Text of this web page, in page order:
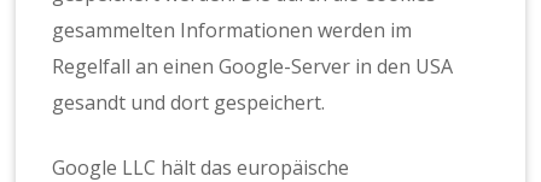
gesammelten Informationen werden im
Regelfall an einen Google-Server in den USA
gesandt und dort gespeichert.
Google LLC hält das europäische